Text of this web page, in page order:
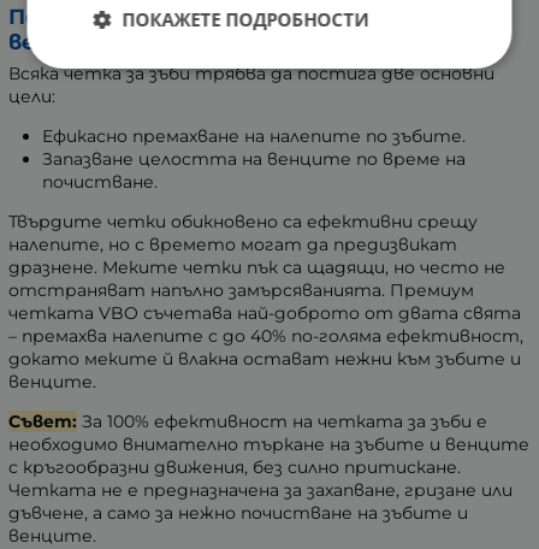
Почиства зъбите и е щадяща към
венците:
Всяка четка за зъби трябва да постига две основни
цели:
Ефикасно премахване на налепите по зъбите.
Запазване целостта на венците по време на
почистване.
Твърдите четки обикновено са ефективни срещу
налепите, но с времето могат да предизвикат
дразнене. Меките четки пък са щадящи, но често не
отстраняват напълно замърсяванията. Премиум
четката VBO съчетава най-доброто от двата свята
– премахва налепите с до 40% по-голяма ефективност,
докато меките й влакна остават нежни към зъбите и
венците.
Съвет: За 100% ефективност на четката за зъби е
необходимо внимателно търкане на зъбите и венците
с кръгообразни движения, без силно притискане.
Четката не е предназначена за захапване, гризане или
дъвчене, а само за нежно почистване на зъбите и
венците.
ПОКАЖЕТЕ ПОДРОБНОСТИ